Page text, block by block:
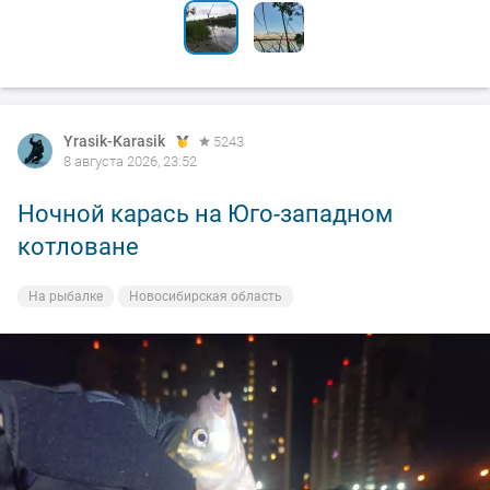
Yrasik-Karasik
5243
8 августа 2026, 23:52
Ночной карась на Юго-западном
котловане
На рыбалке Новосибирская область